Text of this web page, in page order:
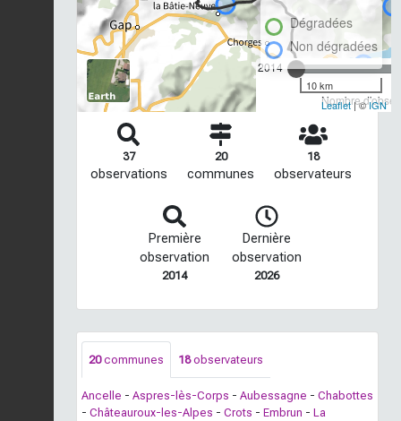
2014
Nombre
Dégradées
Non dégradées
10 km
Leaflet| ©IGN
37
observations
20
communes
18
observateurs
Première
observation
2014
Dernière
observation
2026
20communes 18observateurs
Ancelle - Aspres-lès-Corps - Aubessagne - Chabottes
- Châteauroux-les-Alpes - Crots - Embrun - La